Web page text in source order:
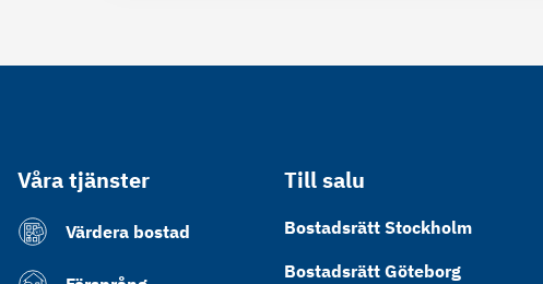
Våra tjänster
Värdera bostad
Till salu
Bostadsrätt Stockholm
Bostadsrätt Göteborg